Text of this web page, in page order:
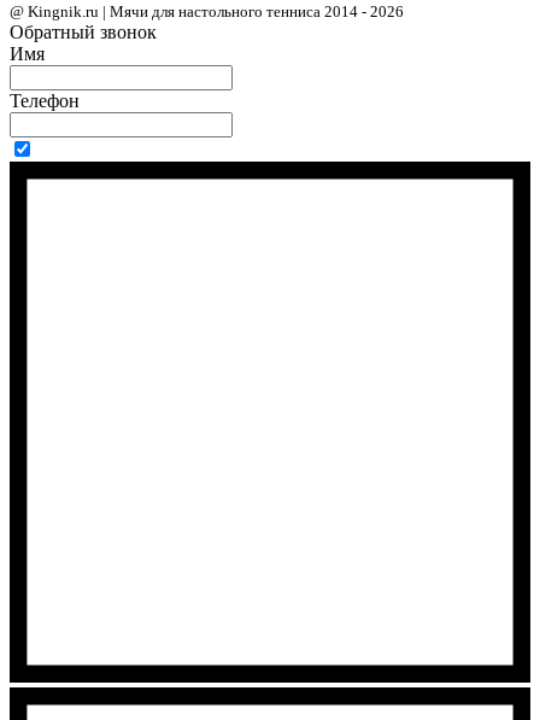
@ Kingnik.ru | Мячи для настольного тенниса 2014 - 2026
Обратный звонок
Имя
Телефон